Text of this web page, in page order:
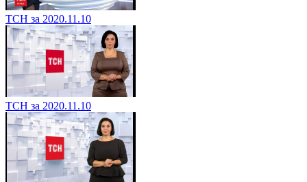
ТСН за 2020.11.10
ТСН за 2020.11.10